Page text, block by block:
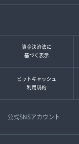
資金決済法に
基づく表示
ビットキャッシュ
利用規約
公式SNSアカウント